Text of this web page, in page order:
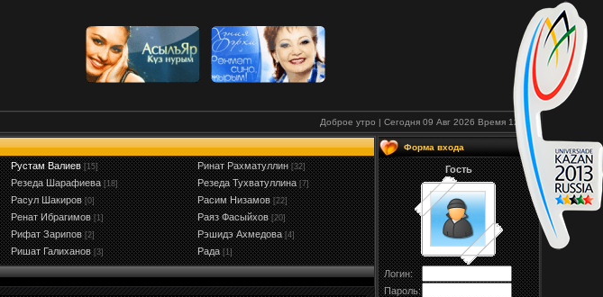
Доброе утро | Сегодня 09 Авг 2026 Время 12:34
Рустам Валиев [15] Ринат Рахматуллин [32]
Резеда Шарафиева [18] Резеда Тухватуллина [7]
Расул Шакиров [0] Расим Низамов [22]
Ренат Ибрагимов [1] Раяз Фасыйхов [20]
Рифат Зарипов [2] Рэшидэ Ахмедова [4]
Ришат Галиханов [3] Рада [1]
Форма входа
Гость
Логин:
Пароль: